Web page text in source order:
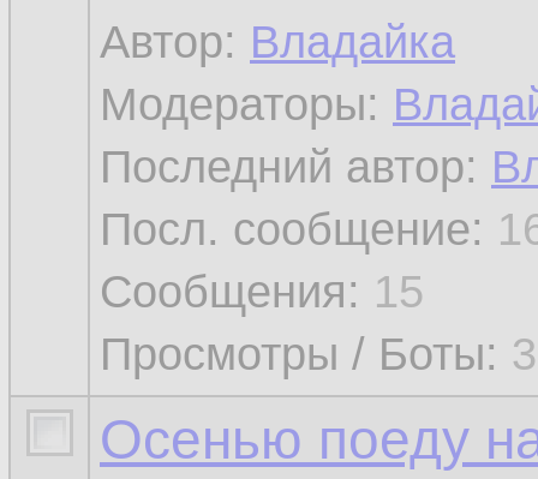
Автор: Владайка
Модераторы:
Последний автор:
Посл. сообщение:
Сообщения: 15
Просмотры / Боты:
Осенью поеду